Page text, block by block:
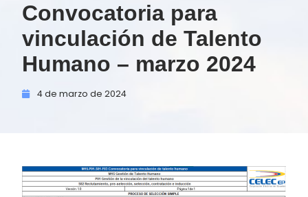
Convocatoria para
vinculación de Talento
Humano – marzo 2024
4 de marzo de 2024